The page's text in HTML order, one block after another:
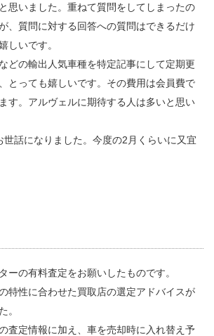
思いました。重ねて質問をしてしまったの
、質問に対する回答への質問はできるだけ
しいです。
どの輸出人気車種を特定記事にして定期更
とっても嬉しいです。その費用は会員費で
す。アルヴェルに期待する人は多いと思い
話になりました。今度の2月くらいに又宜
ーの有料査定をお願いしたものです。
特性に合わせた買取店の選定アドバイスが
。
査定情報に加え、車を売却時に入れ替え予